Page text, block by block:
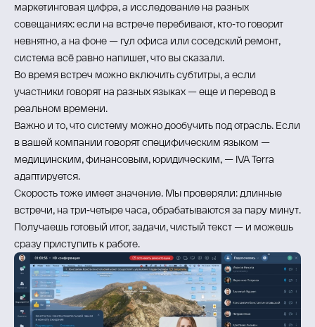
маркетинговая цифра, а исследование на разных
совещаниях: если на встрече перебивают, кто‑то говорит
невнятно, а на фоне — гул офиса или соседский ремонт,
система всё равно напишет, что вы сказали.
Во время встреч можно включить субтитры, а если
участники говорят на разных языках — еще и перевод в
реальном времени.
Важно и то, что систему можно дообучить под отрасль. Если
в вашей компании говорят специфическим языком —
медицинским, финансовым, юридическим, — IVA Terra
адаптируется.
Скорость тоже имеет значение. Мы проверяли: длинные
встречи, на три‑четыре часа, обрабатываются за пару минут.
Получаешь готовый итог, задачи, чистый текст — и можешь
сразу приступить к работе.